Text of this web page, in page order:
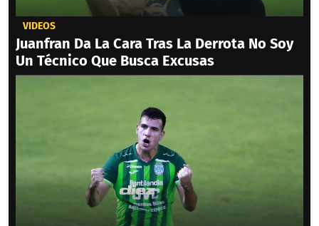
VIDEOS
Juanfran Da La Cara Tras La Derrota No Soy
Un Técnico Que Busca Excusas